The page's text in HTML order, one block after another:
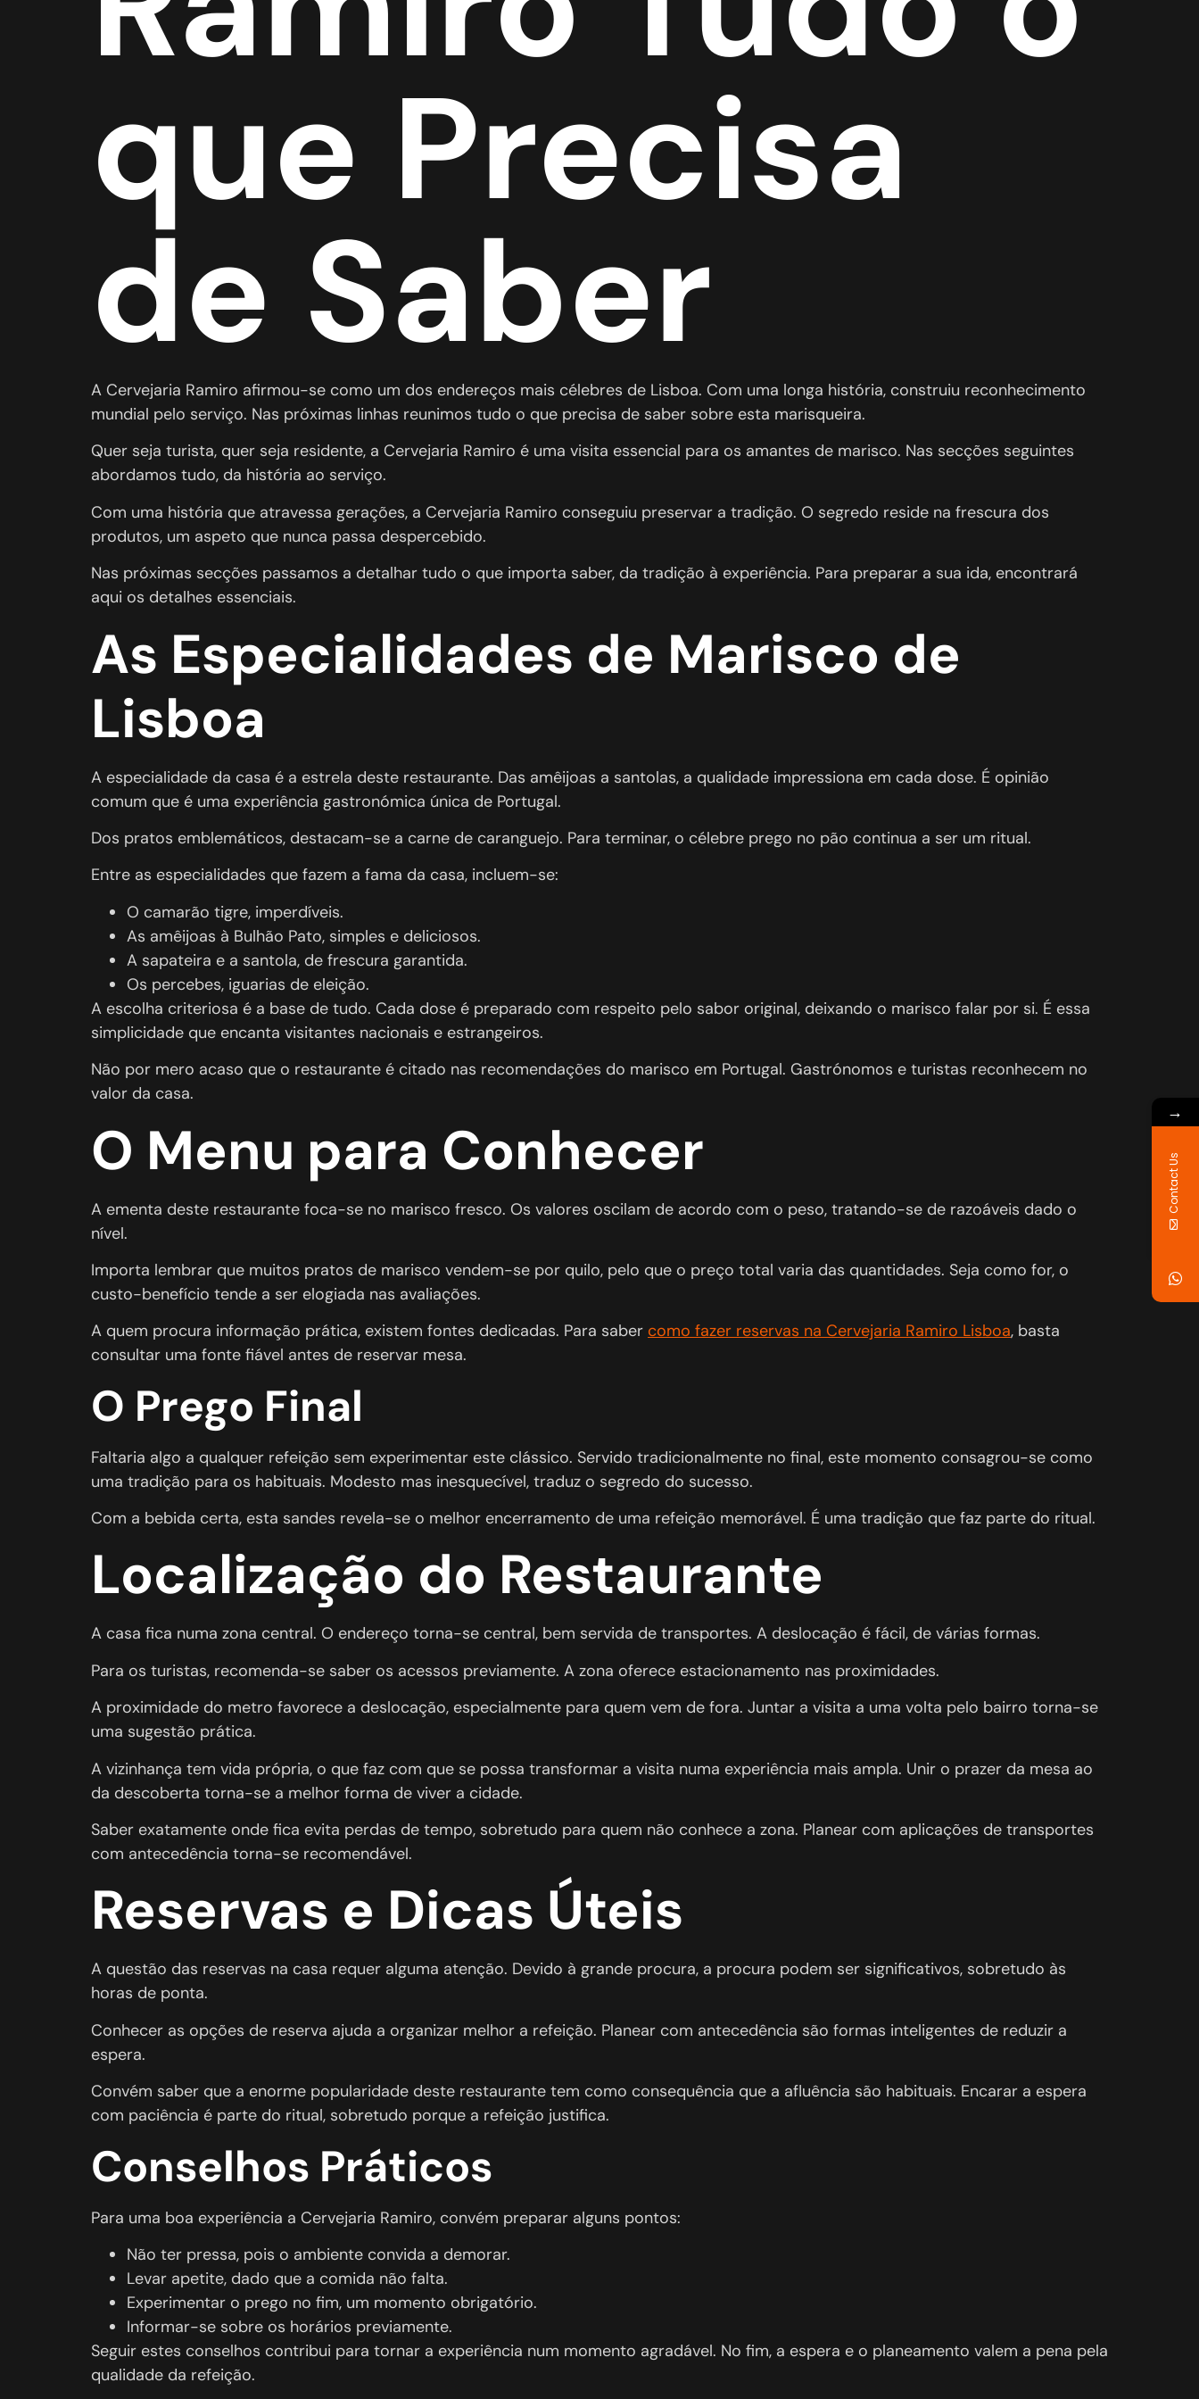
que Precisa
de Saber
A Cervejaria Ramiro afirmou-se como um dos endereços mais célebres de Lisboa. Com uma longa história, construiu reconhecimento
mundial pelo serviço. Nas próximas linhas reunimos tudo o que precisa de saber sobre esta marisqueira.
Quer seja turista, quer seja residente, a Cervejaria Ramiro é uma visita essencial para os amantes de marisco. Nas secções seguintes
abordamos tudo, da história ao serviço.
Com uma história que atravessa gerações, a Cervejaria Ramiro conseguiu preservar a tradição. O segredo reside na frescura dos
produtos, um aspeto que nunca passa despercebido.
Nas próximas secções passamos a detalhar tudo o que importa saber, da tradição à experiência. Para preparar a sua ida, encontrará
aqui os detalhes essenciais.
As Especialidades de Marisco de
Lisboa
A especialidade da casa é a estrela deste restaurante. Das amêijoas a santolas, a qualidade impressiona em cada dose. É opinião
comum que é uma experiência gastronómica única de Portugal.
Dos pratos emblemáticos, destacam-se a carne de caranguejo. Para terminar, o célebre prego no pão continua a ser um ritual.
Entre as especialidades que fazem a fama da casa, incluem-se:
O camarão tigre, imperdíveis.
As amêijoas à Bulhão Pato, simples e deliciosos.
A sapateira e a santola, de frescura garantida.
Os percebes, iguarias de eleição.
A escolha criteriosa é a base de tudo. Cada dose é preparado com respeito pelo sabor original, deixando o marisco falar por si. É essa
simplicidade que encanta visitantes nacionais e estrangeiros.
Não por mero acaso que o restaurante é citado nas recomendações do marisco em Portugal. Gastrónomos e turistas reconhecem no
valor da casa.
O Menu para Conhecer
A ementa deste restaurante foca-se no marisco fresco. Os valores oscilam de acordo com o peso, tratando-se de razoáveis dado o
nível.
Importa lembrar que muitos pratos de marisco vendem-se por quilo, pelo que o preço total varia das quantidades. Seja como for, o
custo-benefício tende a ser elogiada nas avaliações.
A quem procura informação prática, existem fontes dedicadas. Para saber como fazer reservas na Cervejaria Ramiro Lisboa, basta
consultar uma fonte fiável antes de reservar mesa.
O Prego Final
Faltaria algo a qualquer refeição sem experimentar este clássico. Servido tradicionalmente no final, este momento consagrou-se como
uma tradição para os habituais. Modesto mas inesquecível, traduz o segredo do sucesso.
Com a bebida certa, esta sandes revela-se o melhor encerramento de uma refeição memorável. É uma tradição que faz parte do ritual.
Localização do Restaurante
A casa fica numa zona central. O endereço torna-se central, bem servida de transportes. A deslocação é fácil, de várias formas.
Para os turistas, recomenda-se saber os acessos previamente. A zona oferece estacionamento nas proximidades.
A proximidade do metro favorece a deslocação, especialmente para quem vem de fora. Juntar a visita a uma volta pelo bairro torna-se
uma sugestão prática.
A vizinhança tem vida própria, o que faz com que se possa transformar a visita numa experiência mais ampla. Unir o prazer da mesa ao
da descoberta torna-se a melhor forma de viver a cidade.
Saber exatamente onde fica evita perdas de tempo, sobretudo para quem não conhece a zona. Planear com aplicações de transportes
com antecedência torna-se recomendável.
Reservas e Dicas Úteis
A questão das reservas na casa requer alguma atenção. Devido à grande procura, a procura podem ser significativos, sobretudo às
horas de ponta.
Conhecer as opções de reserva ajuda a organizar melhor a refeição. Planear com antecedência são formas inteligentes de reduzir a
espera.
Convém saber que a enorme popularidade deste restaurante tem como consequência que a afluência são habituais. Encarar a espera
com paciência é parte do ritual, sobretudo porque a refeição justifica.
Conselhos Práticos
Para uma boa experiência a Cervejaria Ramiro, convém preparar alguns pontos:
Não ter pressa, pois o ambiente convida a demorar.
Levar apetite, dado que a comida não falta.
Experimentar o prego no fim, um momento obrigatório.
Informar-se sobre os horários previamente.
Seguir estes conselhos contribui para tornar a experiência num momento agradável. No fim, a espera e o planeamento valem a pena pela
qualidade da refeição.
→
Contact Us